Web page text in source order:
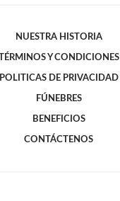
NUESTRA HISTORIA
TÉRMINOS Y CONDICIONES
POLITICAS DE PRIVACIDAD
FÚNEBRES
BENEFICIOS
CONTÁCTENOS